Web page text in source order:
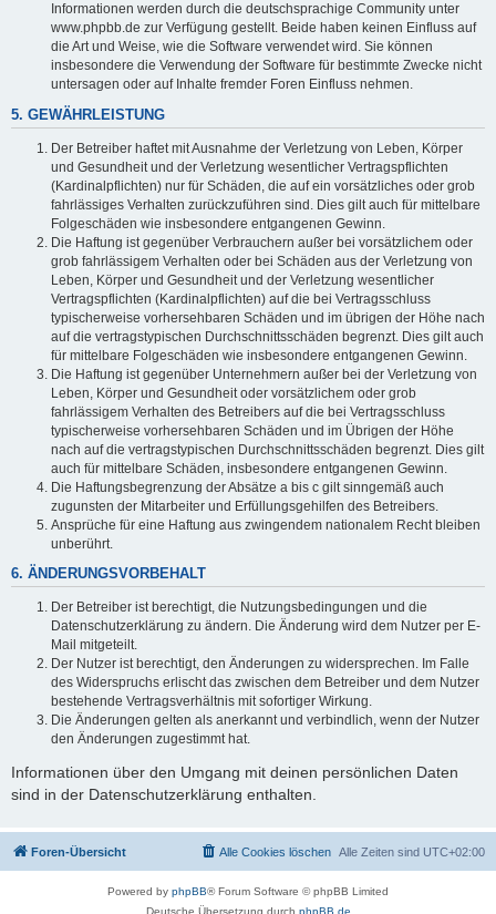
Informationen werden durch die deutschsprachige Community unter
www.phpbb.de zur Verfügung gestellt. Beide haben keinen Einfluss auf
die Art und Weise, wie die Software verwendet wird. Sie können
insbesondere die Verwendung der Software für bestimmte Zwecke nicht
untersagen oder auf Inhalte fremder Foren Einfluss nehmen.
5. GEWÄHRLEISTUNG
Der Betreiber haftet mit Ausnahme der Verletzung von Leben, Körper
und Gesundheit und der Verletzung wesentlicher Vertragspflichten
(Kardinalpflichten) nur für Schäden, die auf ein vorsätzliches oder grob
fahrlässiges Verhalten zurückzuführen sind. Dies gilt auch für mittelbare
Folgeschäden wie insbesondere entgangenen Gewinn.
Die Haftung ist gegenüber Verbrauchern außer bei vorsätzlichem oder
grob fahrlässigem Verhalten oder bei Schäden aus der Verletzung von
Leben, Körper und Gesundheit und der Verletzung wesentlicher
Vertragspflichten (Kardinalpflichten) auf die bei Vertragsschluss
typischerweise vorhersehbaren Schäden und im übrigen der Höhe nach
auf die vertragstypischen Durchschnittsschäden begrenzt. Dies gilt auch
für mittelbare Folgeschäden wie insbesondere entgangenen Gewinn.
Die Haftung ist gegenüber Unternehmern außer bei der Verletzung von
Leben, Körper und Gesundheit oder vorsätzlichem oder grob
fahrlässigem Verhalten des Betreibers auf die bei Vertragsschluss
typischerweise vorhersehbaren Schäden und im Übrigen der Höhe
nach auf die vertragstypischen Durchschnittsschäden begrenzt. Dies gilt
auch für mittelbare Schäden, insbesondere entgangenen Gewinn.
Die Haftungsbegrenzung der Absätze a bis c gilt sinngemäß auch
zugunsten der Mitarbeiter und Erfüllungsgehilfen des Betreibers.
Ansprüche für eine Haftung aus zwingendem nationalem Recht bleiben
unberührt.
6. ÄNDERUNGSVORBEHALT
Der Betreiber ist berechtigt, die Nutzungsbedingungen und die
Datenschutzerklärung zu ändern. Die Änderung wird dem Nutzer per E-
Mail mitgeteilt.
Der Nutzer ist berechtigt, den Änderungen zu widersprechen. Im Falle
des Widerspruchs erlischt das zwischen dem Betreiber und dem Nutzer
bestehende Vertragsverhältnis mit sofortiger Wirkung.
Die Änderungen gelten als anerkannt und verbindlich, wenn der Nutzer
den Änderungen zugestimmt hat.
Informationen über den Umgang mit deinen persönlichen Daten
sind in der Datenschutzerklärung enthalten.
Foren-Übersicht Alle Zeiten sind UTC+02:00
Alle Cookies löschen
Powered by phpBB® Forum Software © phpBB Limited
Deutsche Übersetzung durch phpBB.de